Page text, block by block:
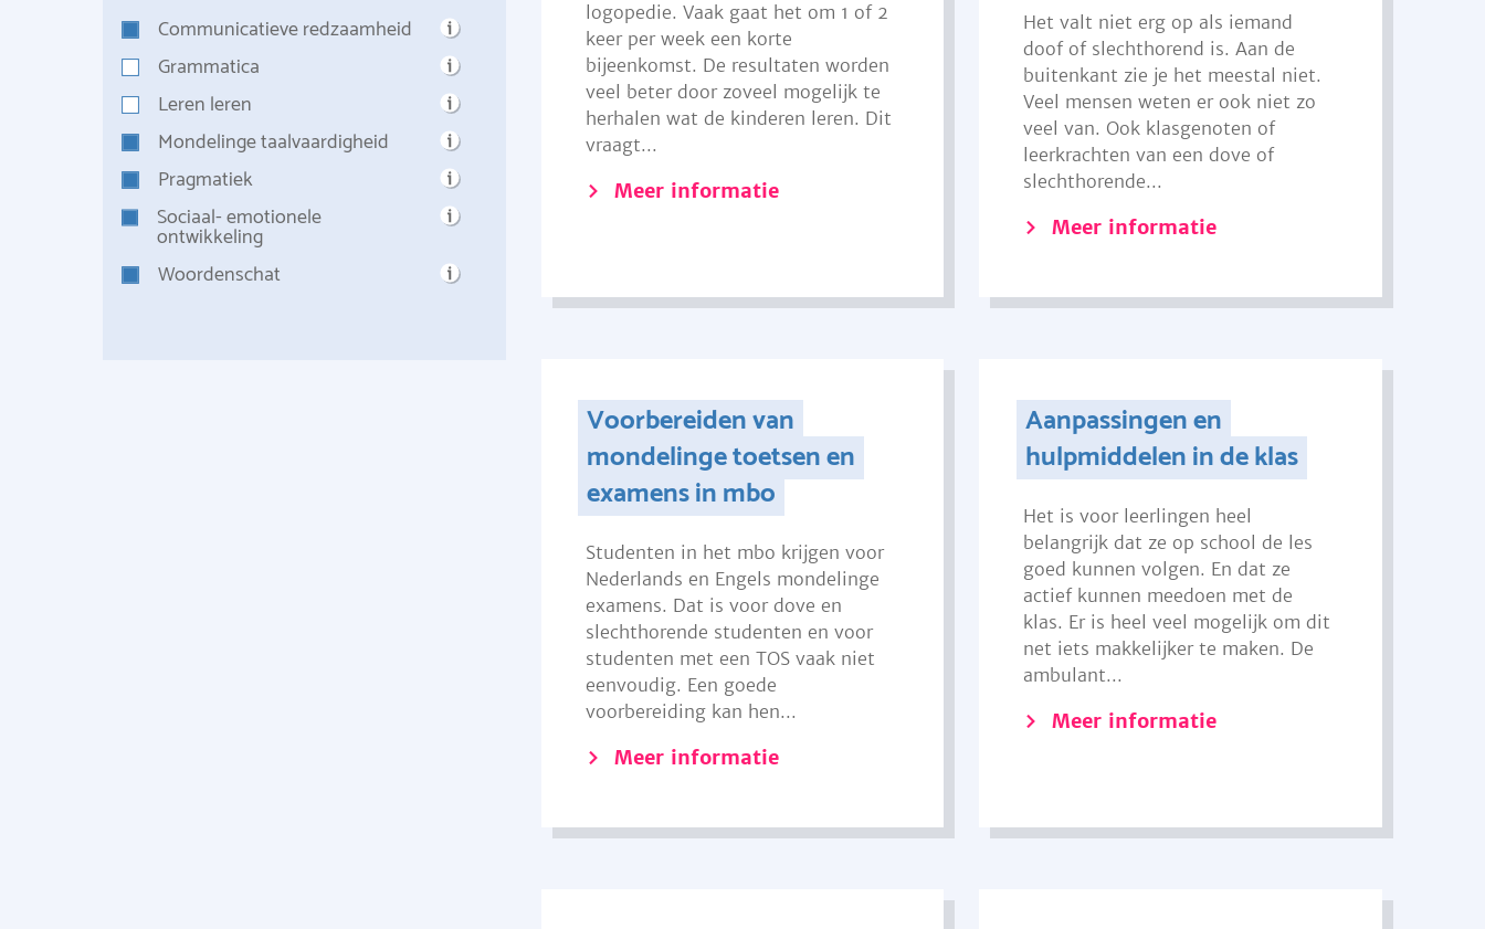
Communicatieve redzaamheid
Grammatica
Leren leren
Mondelinge taalvaardigheid
Pragmatiek
Sociaal- emotionele
ontwikkeling
Woordenschat
logopedie. Vaak gaat het om 1 of 2
keer per week een korte
bijeenkomst. De resultaten worden
veel beter door zoveel mogelijk te
herhalen wat de kinderen leren. Dit
vraagt...
Meer informatie
Het valt niet erg op als iemand
doof of slechthorend is. Aan de
buitenkant zie je het meestal niet.
Veel mensen weten er ook niet zo
veel van. Ook klasgenoten of
leerkrachten van een dove of
slechthorende...
Meer informatie
Voorbereiden van
mondelinge toetsen en
examens in mbo
Studenten in het mbo krijgen voor
Nederlands en Engels mondelinge
examens. Dat is voor dove en
slechthorende studenten en voor
studenten met een TOS vaak niet
eenvoudig. Een goede
voorbereiding kan hen...
Meer informatie
Aanpassingen en
hulpmiddelen in de klas
Het is voor leerlingen heel
belangrijk dat ze op school de les
goed kunnen volgen. En dat ze
actief kunnen meedoen met de
klas. Er is heel veel mogelijk om dit
net iets makkelijker te maken. De
ambulant...
Meer informatie